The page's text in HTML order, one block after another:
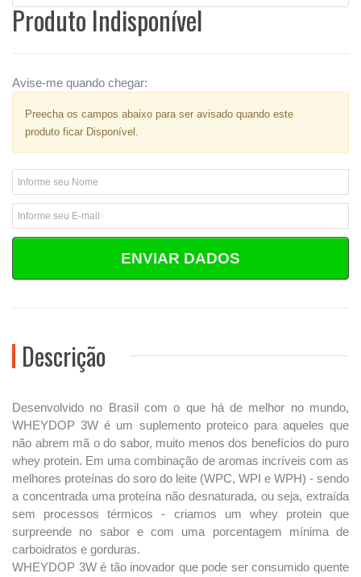
Produto Indisponível
Avise-me quando chegar:
Preecha os campos abaixo para ser avisado quando este
produto ficar Disponível.
ENVIAR DADOS
Descrição
Desenvolvido no Brasil com o que há de melhor no mundo,
WHEYDOP 3W é um suplemento proteico para aqueles que
não abrem mã o do sabor, muito menos dos benefícios do puro
whey protein. Em uma combinação de aromas incríveis com as
melhores proteínas do soro do leite (WPC, WPI e WPH) - sendo
a concentrada uma proteína não desnaturada, ou seja, extraída
sem processos térmicos - criamos um whey protein que
surpreende no sabor e com uma porcentagem mínima de
carboidratos e gorduras.
WHEYDOP 3W é tão inovador que pode ser consumido quente